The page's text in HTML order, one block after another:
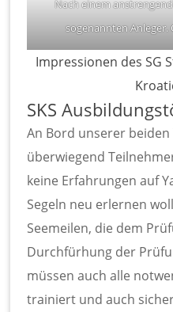
Nach einem
sogenannten
Impressionen des SG
SKS
An Bord unserer
überwiegend
keine Erfahrungen auf
Segeln neu erlernen
Seemeilen, die dem
Durchfürhung der
müssen auch alle
trainiert und auch